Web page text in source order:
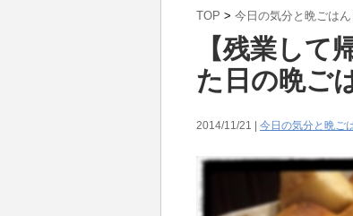
TOP > 今日の気分と晩ごはん
【残業して
た日の晩ご
2014/11/21 | 今日の気分と晩ご